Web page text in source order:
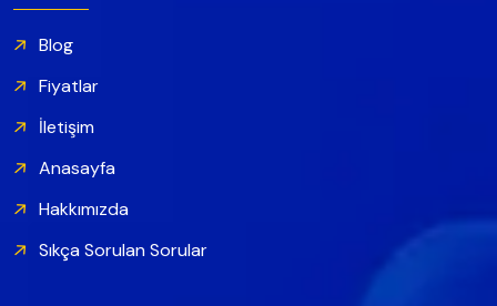
Blog
Fiyatlar
İletişim
Anasayfa
Hakkımızda
Sıkça Sorulan Sorular